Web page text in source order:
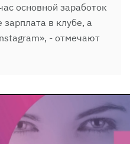
основной заработок
зарплата в клубе, а
- отмечают